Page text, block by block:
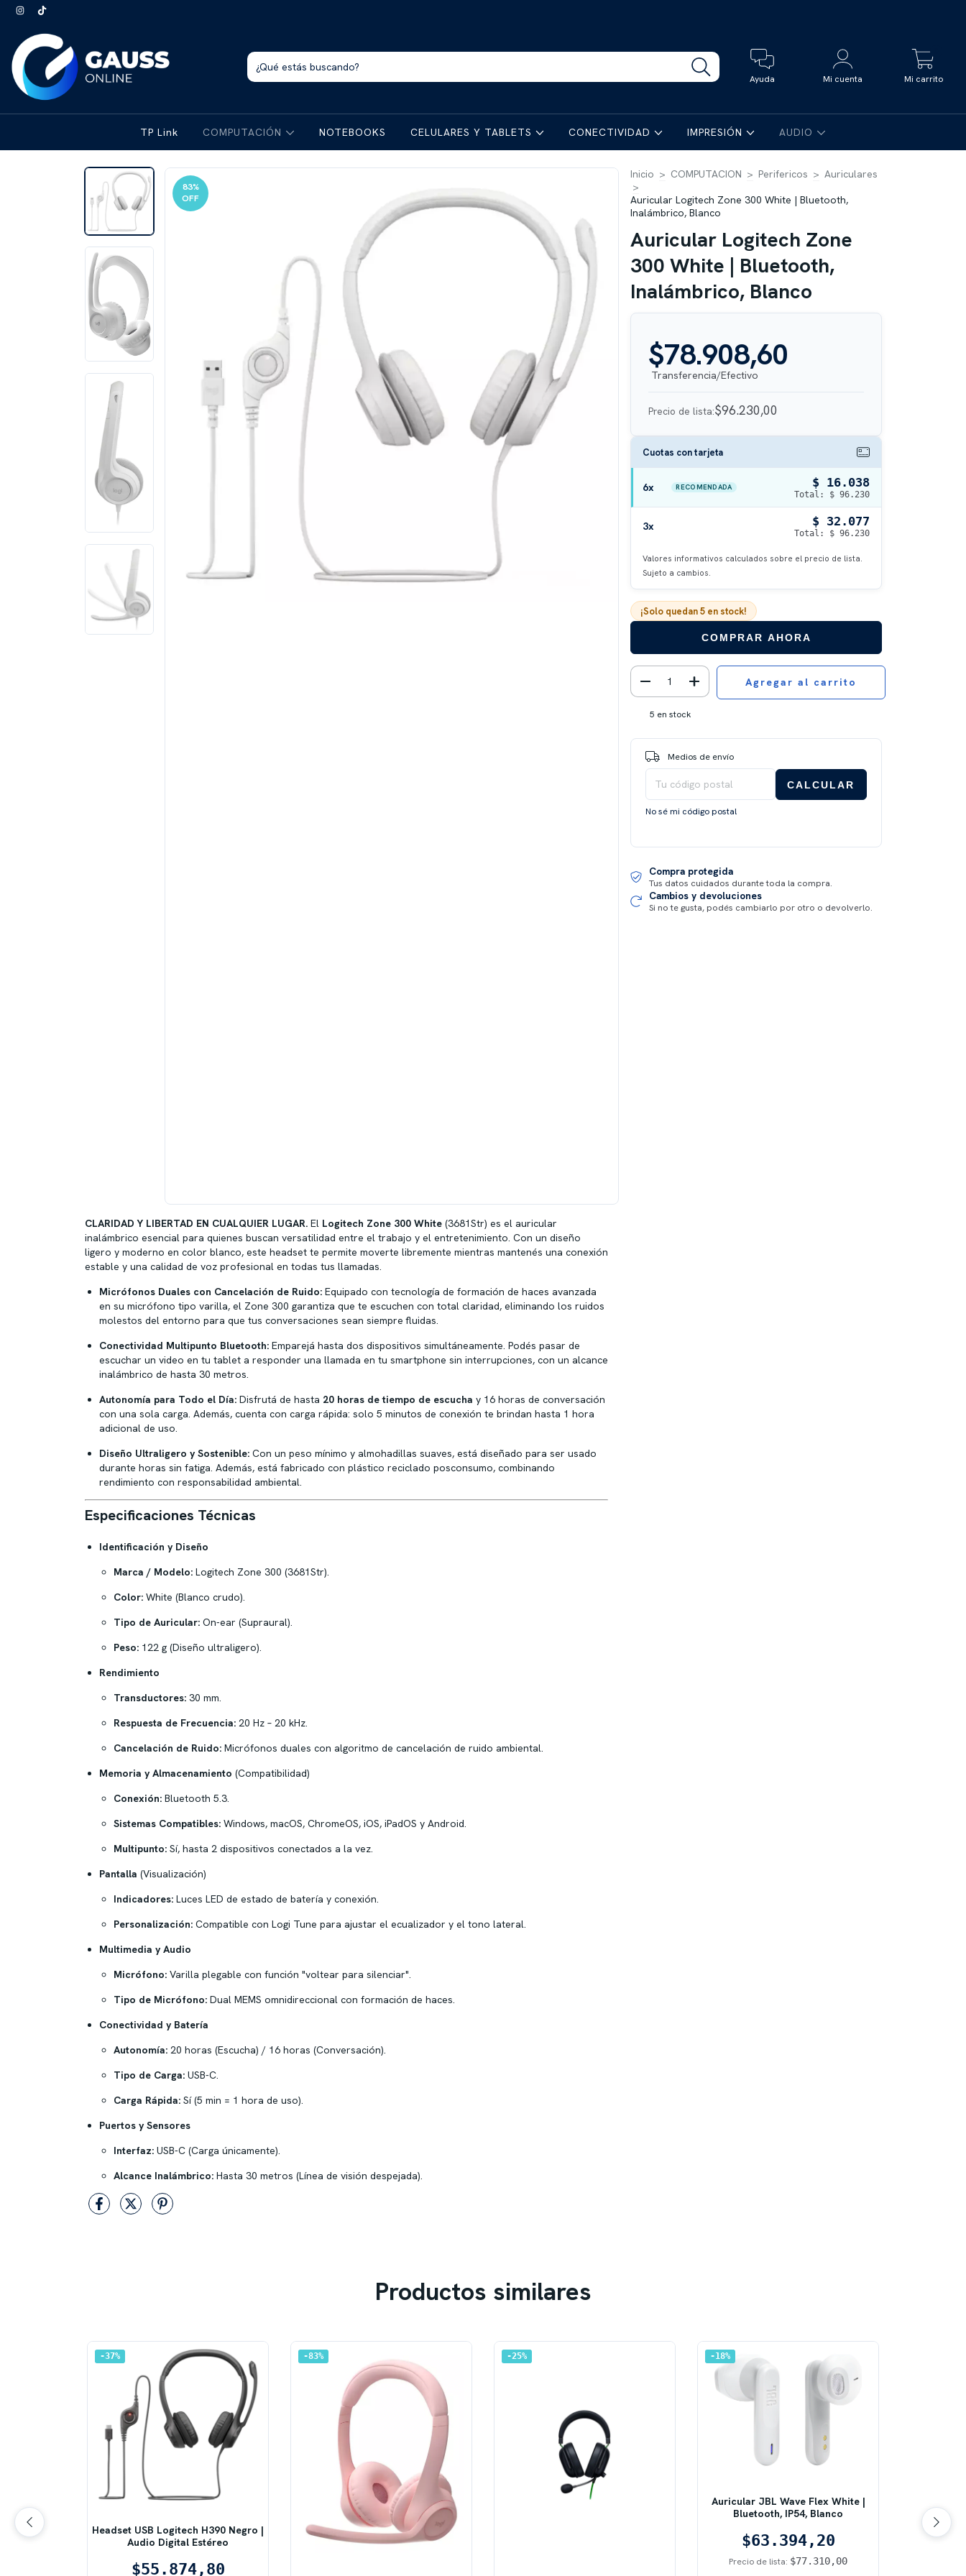
Ayuda Mi cuenta Mi carrito
TP Link COMPUTACIÓN NOTEBOOKS CELULARES Y TABLETS CONECTIVIDAD IMPRESIÓN AUDIO
83%
OFF
CLARIDAD Y LIBERTAD EN CUALQUIER LUGAR. El Logitech Zone 300 White (3681Str) es el auricular
inalámbrico esencial para quienes buscan versatilidad entre el trabajo y el entretenimiento. Con un diseño
ligero y moderno en color blanco, este headset te permite moverte libremente mientras mantenés una conexión
estable y una calidad de voz profesional en todas tus llamadas.
Micrófonos Duales con Cancelación de Ruido: Equipado con tecnología de formación de haces avanzada
en su micrófono tipo varilla, el Zone 300 garantiza que te escuchen con total claridad, eliminando los ruidos
molestos del entorno para que tus conversaciones sean siempre fluidas.
Conectividad Multipunto Bluetooth: Emparejá hasta dos dispositivos simultáneamente. Podés pasar de
escuchar un video en tu tablet a responder una llamada en tu smartphone sin interrupciones, con un alcance
inalámbrico de hasta 30 metros.
Autonomía para Todo el Día: Disfrutá de hasta 20 horas de tiempo de escucha y 16 horas de conversación
con una sola carga. Además, cuenta con carga rápida: solo 5 minutos de conexión te brindan hasta 1 hora
adicional de uso.
Diseño Ultraligero y Sostenible: Con un peso mínimo y almohadillas suaves, está diseñado para ser usado
durante horas sin fatiga. Además, está fabricado con plástico reciclado posconsumo, combinando
rendimiento con responsabilidad ambiental.
Especificaciones Técnicas
Identificación y Diseño
Marca / Modelo: Logitech Zone 300 (3681Str).
Color: White (Blanco crudo).
Tipo de Auricular: On-ear (Supraural).
Peso: 122 g (Diseño ultraligero).
Rendimiento
Transductores: 30 mm.
Respuesta de Frecuencia: 20 Hz – 20 kHz.
Cancelación de Ruido: Micrófonos duales con algoritmo de cancelación de ruido ambiental.
Memoria y Almacenamiento (Compatibilidad)
Conexión: Bluetooth 5.3.
Sistemas Compatibles: Windows, macOS, ChromeOS, iOS, iPadOS y Android.
Multipunto: Sí, hasta 2 dispositivos conectados a la vez.
Pantalla (Visualización)
Indicadores: Luces LED de estado de batería y conexión.
Personalización: Compatible con Logi Tune para ajustar el ecualizador y el tono lateral.
Multimedia y Audio
Micrófono: Varilla plegable con función "voltear para silenciar".
Tipo de Micrófono: Dual MEMS omnidireccional con formación de haces.
Conectividad y Batería
Autonomía: 20 horas (Escucha) / 16 horas (Conversación).
Tipo de Carga: USB-C.
Carga Rápida: Sí (5 min = 1 hora de uso).
Puertos y Sensores
Interfaz: USB-C (Carga únicamente).
Alcance Inalámbrico: Hasta 30 metros (Línea de visión despejada).
Inicio > COMPUTACION > Perifericos > Auriculares
>
Auricular Logitech Zone 300 White | Bluetooth,
Inalámbrico, Blanco
Auricular Logitech Zone
300 White | Bluetooth,
Inalámbrico, Blanco
$78.908,60
Precio de lista:$96.230,00
Cuotas con tarjeta
6x RECOMENDADA $ 16.038
Total: $ 96.230
3x $ 32.077
Total: $ 96.230
Valores informativos calculados sobre el precio de lista.
Sujeto a cambios.
¡Solo quedan5en stock!
COMPRAR AHORA
5 en stock
Entregas para el CP:
Medios de envío
CALCULAR
No sé mi código postal
Compra protegida
Tus datos cuidados durante toda la compra.
Cambios y devoluciones
Si no te gusta, podés cambiarlo por otro o devolverlo.
Productos similares
37%
Headset USB Logitech H390 Negro |
Audio Digital Estéreo
$55.874,80
83% 25% 18%
Auricular JBL Wave Flex White |
Bluetooth, IP54, Blanco
$63.394,20
Precio de lista: $77.310,00